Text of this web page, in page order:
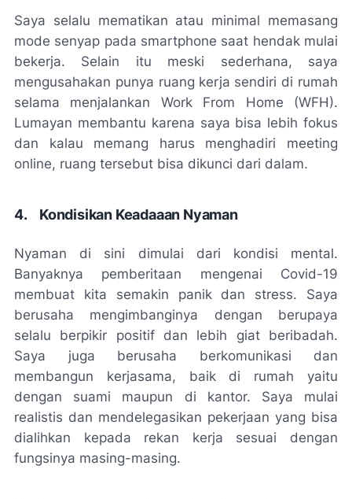
Saya selalu mematikan atau minimal memasang
mode senyap pada smartphone saat hendak mulai
bekerja. Selain itu meski sederhana, saya
mengusahakan punya ruang kerja sendiri di rumah
selama menjalankan Work From Home (WFH).
Lumayan membantu karena saya bisa lebih fokus
dan kalau memang harus menghadiri meeting
online, ruang tersebut bisa dikunci dari dalam.
4. Kondisikan Keadaaan Nyaman
Nyaman di sini dimulai dari kondisi mental.
Banyaknya pemberitaan mengenai Covid-19
membuat kita semakin panik dan stress. Saya
berusaha mengimbanginya dengan berupaya
selalu berpikir positif dan lebih giat beribadah.
Saya juga berusaha berkomunikasi dan
membangun kerjasama, baik di rumah yaitu
dengan suami maupun di kantor. Saya mulai
realistis dan mendelegasikan pekerjaan yang bisa
dialihkan kepada rekan kerja sesuai dengan
fungsinya masing-masing.